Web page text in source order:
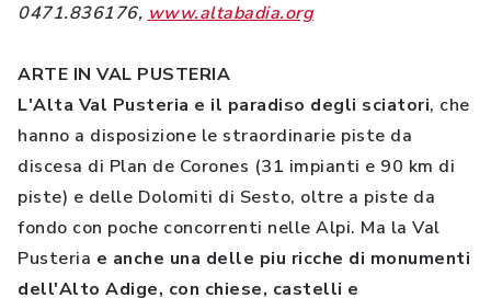
0471.836176, www.altabadia.org
ARTE IN VAL PUSTERIA
L'Alta Val Pusteria e il paradiso degli sciatori, che
hanno a disposizione le straordinarie piste da
discesa di Plan de Corones (31 impianti e 90 km di
piste) e delle Dolomiti di Sesto, oltre a piste da
fondo con poche concorrenti nelle Alpi. Ma la Val
Pusteria e anche una delle piu ricche di monumenti
dell'Alto Adige, con chiese, castelli e